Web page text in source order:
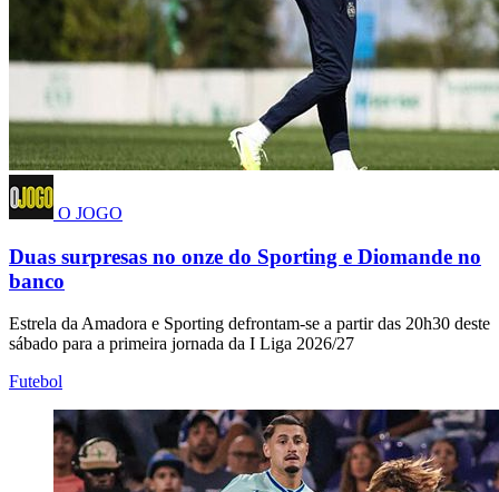
O JOGO
Duas surpresas no onze do Sporting e Diomande no
banco
Estrela da Amadora e Sporting defrontam-se a partir das 20h30 deste
sábado para a primeira jornada da I Liga 2026/27
Futebol